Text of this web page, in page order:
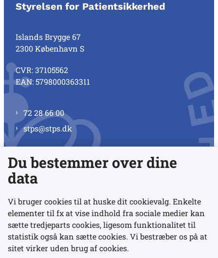
Styrelsen for Patientsikkerhed
Islands Brygge 67
2300 København S
CVR: 37105562
EAN: 5798000363311
72 28 66 00
stps@stps.dk
Se alle kontaktnumre
Links
Udgivelser
Du bestemmer over dine
data
Vi bruger cookies til at huske dit cookievalg. Enkelte
elementer til fx at vise indhold fra sociale medier kan
sætte tredjeparts cookies, ligesom funktionalitet til
statistik også kan sætte cookies. Vi bestræber os på at
sitet virker uden brug af cookies.